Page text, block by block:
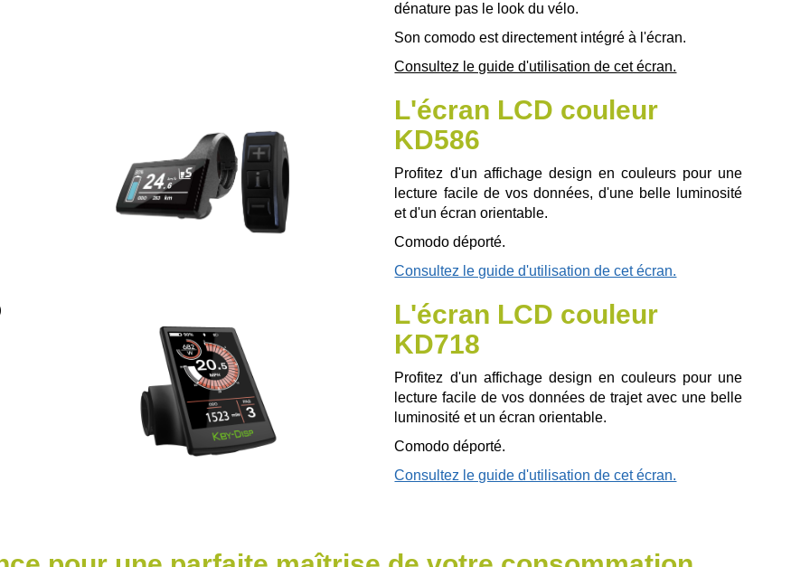
dénature pas le look du vélo.
Son comodo est directement intégré à l'écran.
Consultez le guide d'utilisation de cet écran.
L'écran LCD couleur
KD586
Profitez d'un affichage design en couleurs pour une
lecture facile de vos données, d'une belle luminosité
et d'un écran orientable.
Comodo déporté.
Consultez le guide d'utilisation de cet écran.
L'écran LCD couleur
KD718
Profitez d'un affichage design en couleurs pour une
lecture facile de vos données de trajet avec une belle
luminosité et un écran orientable.
Comodo déporté.
Consultez le guide d'utilisation de cet écran.